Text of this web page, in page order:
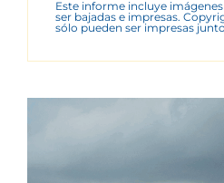
Este informe incluye
ser bajadas e impresas.
sólo pueden ser impresas